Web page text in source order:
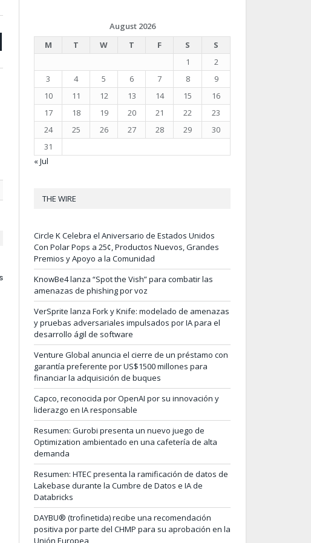
August 2026
M
T W T F S
S
1
2
3
4 5 6 7 8
9
10
11 12 13 14 15
16
17
18 19 20 21 22
23
24
25 26 27 28 29
30
31
« Jul
THE WIRE
Circle K Celebra el Aniversario de Estados Unidos
Con Polar Pops a 25¢, Productos Nuevos, Grandes
Premios y Apoyo a la Comunidad
KnowBe4 lanza “Spot the Vish” para combatir las
amenazas de phishing por voz
VerSprite lanza Fork y Knife: modelado de amenazas
y pruebas adversariales impulsados por IA para el
desarrollo ágil de software
Venture Global anuncia el cierre de un préstamo con
garantía preferente por US$1500 millones para
financiar la adquisición de buques
Capco, reconocida por OpenAI por su innovación y
liderazgo en IA responsable
Resumen: Gurobi presenta un nuevo juego de
Optimization ambientado en una cafetería de alta
demanda
Resumen: HTEC presenta la ramificación de datos de
Lakebase durante la Cumbre de Datos e IA de
Databricks
DAYBU® (trofinetida) recibe una recomendación
positiva por parte del CHMP para su aprobación en la
Unión Europea